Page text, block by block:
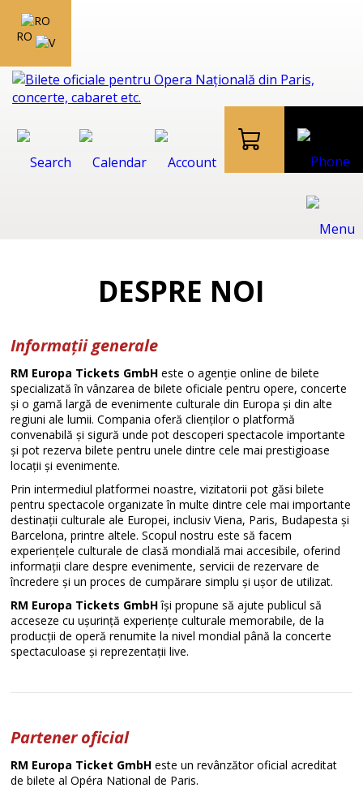
RO
DESPRE NOI
Informații generale
RM Europa Tickets GmbH este o agenție online de bilete
specializată în vânzarea de bilete oficiale pentru opere, concerte
și o gamă largă de evenimente culturale din Europa și din alte
regiuni ale lumii. Compania oferă clienților o platformă
convenabilă și sigură unde pot descoperi spectacole importante
și pot rezerva bilete pentru unele dintre cele mai prestigioase
locații și evenimente.
Prin intermediul platformei noastre, vizitatorii pot găsi bilete
pentru spectacole organizate în multe dintre cele mai importante
destinații culturale ale Europei, inclusiv Viena, Paris, Budapesta și
Barcelona, printre altele. Scopul nostru este să facem
experiențele culturale de clasă mondială mai accesibile, oferind
informații clare despre evenimente, servicii de rezervare de
încredere și un proces de cumpărare simplu și ușor de utilizat.
RM Europa Tickets GmbHîși propune să ajute publicul să
acceseze cu ușurință experiențe culturale memorabile, de la
producții de operă renumite la nivel mondial până la concerte
spectaculoase și reprezentații live.
Partener oficial
RM Europa Ticket GmbHeste un revânzător oficial acreditat
de bilete al Opéra National de Paris.